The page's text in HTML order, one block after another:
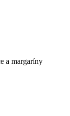
a margaríny